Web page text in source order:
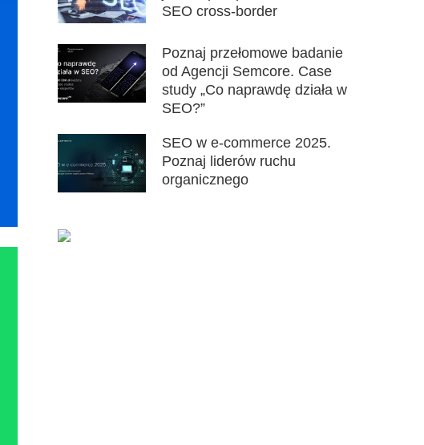
SEO cross-border
Poznaj przełomowe badanie
od Agencji Semcore. Case
study „Co naprawdę działa w
SEO?”
SEO w e-commerce 2025.
Poznaj liderów ruchu
organicznego